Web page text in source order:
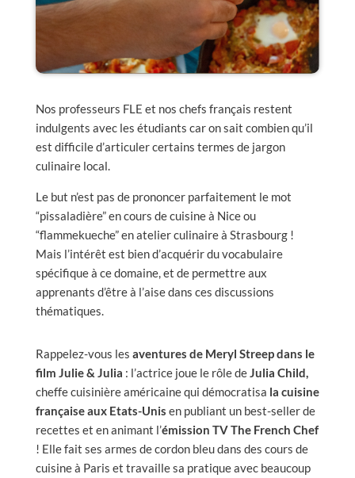
Nos professeurs FLE et nos chefs français restent
indulgents avec les étudiants car on sait combien qu’il
est difficile d’articuler certains termes de jargon
culinaire local.
Le but n’est pas de prononcer parfaitement le mot
“pissaladière” en cours de cuisine à Nice ou
“flammekueche” en atelier culinaire à Strasbourg !
Mais l’intérêt est bien d’acquérir du vocabulaire
spécifique à ce domaine, et de permettre aux
apprenants d’être à l’aise dans ces discussions
thématiques.
Rappelez-vous les aventures de Meryl Streep dans le
film Julie & Julia : l’actrice joue le rôle deJulia Child,
cheffe cuisinière américaine qui démocratisa la cuisine
française aux Etats-Unis en publiant un best-seller de
recettes et en animant l’émission TV The French Chef
! Elle fait ses armes de cordon bleu dans des cours de
cuisine à Paris et travaille sa pratique avec beaucoup